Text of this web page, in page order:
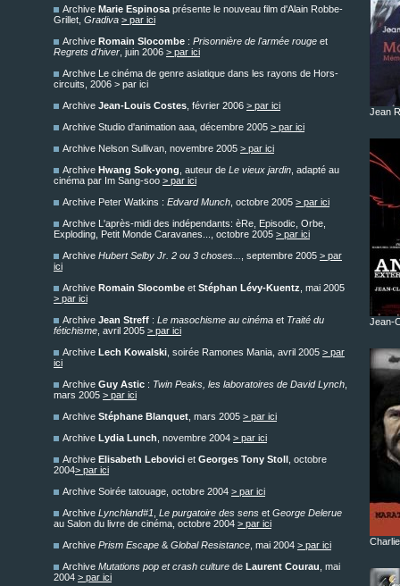
Archive Marie Espinosa présente le nouveau film d'Alain Robbe-
Grillet, Gradiva > par ici
Archive Romain Slocombe : Prisonnière de l'armée rouge et
Regrets d'hiver , juin 2006 > par ici
Archive Le cinéma de genre asiatique dans les rayons de Hors-
circuits, 2006 > par ici
Archive Jean-Louis Costes , février 2006 > par ici
Archive Studio d'animation aaa, décembre 2005 > par ici
Archive Nelson Sullivan, novembre 2005 > par ici
Archive Hwang Sok-yong , auteur de Le vieux jardin , adapté au
cinéma par Im Sang-soo > par ici
Archive Peter Watkins : Edvard Munch , octobre 2005 > par ici
Archive L'après-midi des indépendants: èRe, Episodic, Orbe,
Exploding, Petit Monde Caravanes..., octobre 2005 > par ici
Archive Hubert Selby Jr. 2 ou 3 choses... , septembre 2005 > par
ici
Archive Romain Slocombe et Stéphan Lévy-Kuentz , mai 2005
> par ici
Archive Jean Streff : Le masochisme au cinéma et Traité du
fétichisme , avril 2005 > par ici
Archive Lech Kowalski , soirée Ramones Mania, avril 2005 > par
ici
Archive Guy Astic : Twin Peaks, les laboratoires de David Lynch
mars 2005 > par ici
Archive Stéphane Blanquet , mars 2005 > par ici
Archive Lydia Lunch , novembre 2004 > par ici
Archive Elisabeth Lebovici et Georges Tony Stoll , octobre
2004> par ici
Archive Soirée tatouage, octobre 2004 > par ici
Archive Lynchland#1 Le purgatoire des sens et George Delerue
au Salon du livre de cinéma, octobre 2004 > par ici
Archive Prism Escape & Global Resistance , mai 2004 > par ici
Archive Mutations pop et crash culture de Laurent Courau , mai
2004 > par ici
Jean
Jean-